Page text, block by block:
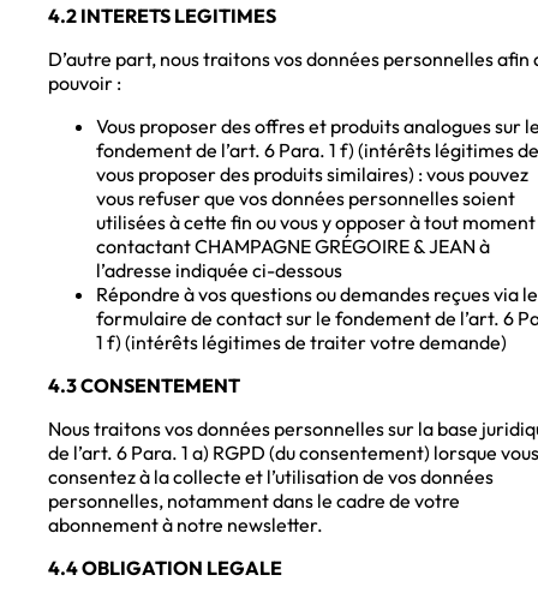
4.2 INTERETS LEGITIMES
D’autre part, nous traitons vos données personnelles afin
pouvoir :
Vous proposer des offres et produits analogues sur
fondement de l’art. 6 Para. 1 f) (intérêts légitimes de
vous proposer des produits similaires) : vous pouvez
vous refuser que vos données personnelles soient
utilisées à cette fin ou vous y opposer à tout
contactant CHAMPAGNE GRÉGOIRE & JEAN à
l’adresse indiquée ci-dessous
Répondre à vos questions ou demandes reçues via le
formulaire de contact sur le fondement de l’art. 6
1 f) (intérêts légitimes de traiter votre demande)
4.3 CONSENTEMENT
Nous traitons vos données personnelles sur la base
de l’art. 6 Para. 1 a) RGPD (du consentement) lorsque vous
consentez à la collecte et l’utilisation de vos données
personnelles, notamment dans le cadre de votre
abonnement à notre newsletter.
4.4 OBLIGATION LEGALE